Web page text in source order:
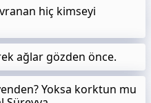
hiç kimseyi
ağlar gözden önce.
Yoksa korktun mu